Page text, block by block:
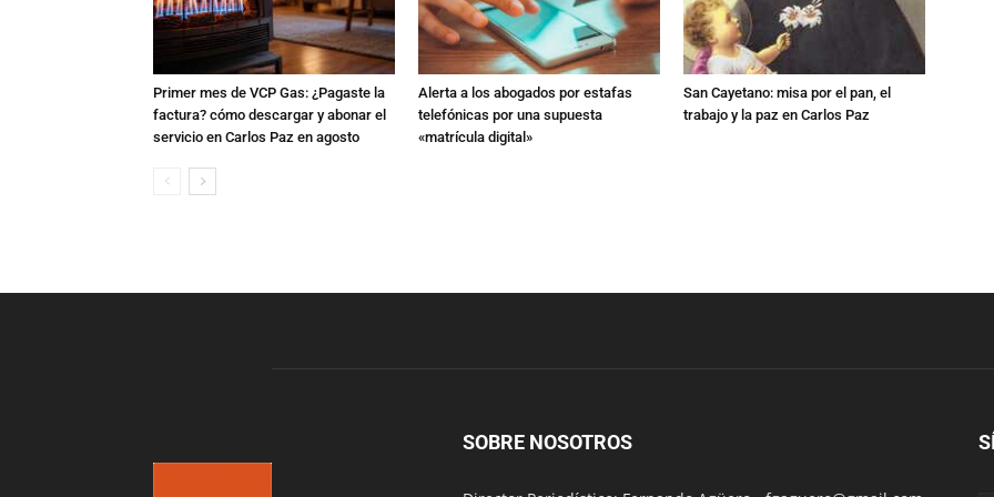
Primer mes de VCP Gas: ¿Pagaste la
factura? cómo descargar y abonar el
servicio en Carlos Paz en agosto
Alerta a los abogados por estafas
telefónicas por una supuesta
«matrícula digital»
San Cayetano: misa por el pan, el
trabajo y la paz en Carlos Paz
SOBRE NOSOTROS